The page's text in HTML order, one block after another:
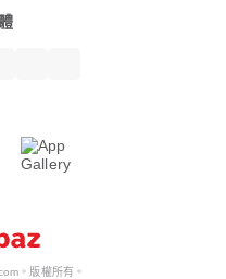
。版權所有。